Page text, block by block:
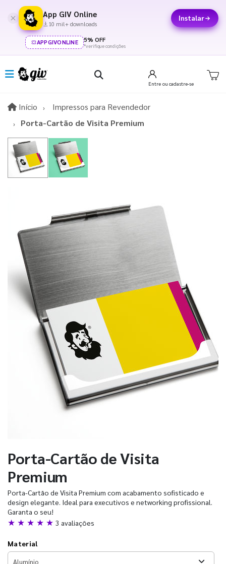
App GIV Online
10 mil+ downloads
Instalar
APPGIVONLINE 5% OFF
*verifique condições
Entre ou cadastre-se
Início InícioImpressos para Revendedor
Porta-Cartão de Visita Premium
Porta-Cartão de Visita
Premium
Porta-Cartão de Visita Premium com acabamento sofisticado e
design elegante. Ideal para executivos e networking profissional.
Garanta o seu!
★ ★ ★ ★ ★ 3 avaliações
Material